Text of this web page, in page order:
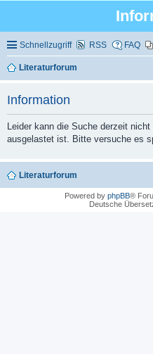
Schnellzugriff RSS FAQ
Literaturforum
Information
Leider kann die Suche derzeit
ausgelastet ist. Bitte versuche es
Literaturforum
Powered by phpBB®
Deutsche